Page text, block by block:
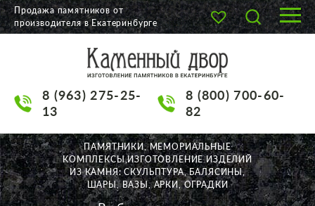
О КОМПАНИИ
НАШИ РАБОТЫ
АКЦИИ
ДОСТАВКА
КОНТАКТЫ
Продажа памятников от
производителя в Екатеринбурге
8 (963) 275-25-
13
8 (800) 700-60-
82
ПАМЯТНИКИ, МЕМОРИАЛЬНЫЕ
КОМПЛЕКСЫ,ИЗГОТОВЛЕНИЕ ИЗДЕЛИЙ
ИЗ КАМНЯ: СКУЛЬПТУРА, БАЛЯСИНЫ,
ШАРЫ, ВАЗЫ, АРКИ, ОГРАДКИ